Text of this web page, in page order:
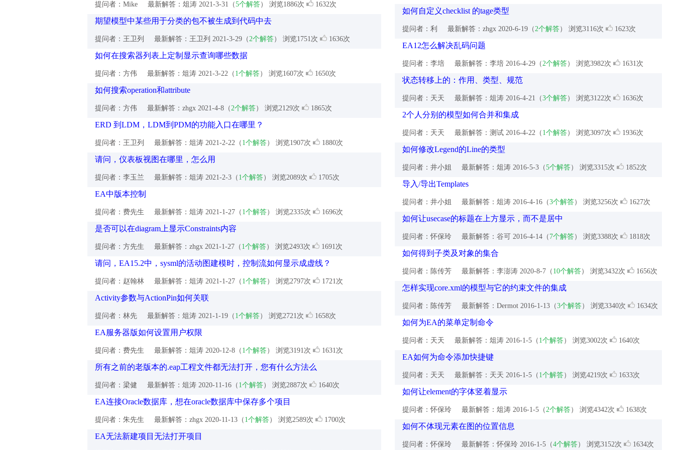
提问者：Mike 最新解答：俎涛 2021-3-31（5个解答） 浏览1886次 1632次
期望模型中某些用于分类的包不被生成到代码中去
提问者：王卫列 最新解答：王卫列 2021-3-29（2个解答） 浏览1751次 1636次
如何在搜索器列表上定制显示查询哪些数据
提问者：方伟 最新解答：俎涛 2021-3-22（ 1个解答） 浏览1607次 1650次
如何搜索operation和attribute
提问者：方伟 最新解答：zhgx 2021-4-8（2个解答） 浏览2129次 1865次
ERD 到LDM，LDM到PDM的功能入口在哪里？
提问者：王卫列 最新解答：俎涛 2021-2-22（ 1个解答） 浏览1907次 1880次
请问，仪表板视图在哪里，怎么用
提问者：李玉兰 最新解答：俎涛 2021-2-3（ 1个解答） 浏览2089次 1705次
EA中版本控制
提问者：费先生 最新解答：俎涛 2021-1-27（ 1个解答） 浏览2335次 1696次
是否可以在diagram上显示Constraints内容
提问者：方先生 最新解答：zhgx 2021-1-27（ 1个解答） 浏览2493次 1691次
请问，EA15.2中，sysml的活动图建模时，控制流如何显示成虚线？
提问者：赵翰林 最新解答：俎涛 2021-1-27（ 1个解答） 浏览2797次 1721次
Activity参数与ActionPin如何关联
提问者：林先 最新解答：俎涛 2021-1-19（ 1个解答） 浏览2721次 1658次
EA服务器版如何设置用户权限
提问者：费先生 最新解答：俎涛 2020-12-8（ 1个解答） 浏览3191次 1631次
所有之前的老版本的.eap工程文件都无法打开，您有什么方法么
提问者：梁健 最新解答：俎涛 2020-11-16（ 1个解答） 浏览2887次 1640次
EA连接Oracle数据库，想在oracle数据库中保存多个项目
提问者：朱先生 最新解答：zhgx 2020-11-13（ 1个解答） 浏览2589次 1700次
EA无法新建项目无法打开项目
如何自定义checklist 的tage类型
提问者：利 最新解答：zhgx 2020-6-19（2个解答） 浏览3116次 1623次
EA12怎么解决乱码问题
提问者：李培 最新解答：李培 2016-4-29（2个解答） 浏览3982次 1631次
状态转移上的：作用、类型、规范
提问者：天天 最新解答：俎涛 2016-4-21（3个解答） 浏览3122次 1636次
2个人分别的模型如何合并和集成
提问者：天天 最新解答：测试 2016-4-22（ 1个解答） 浏览3097次 1936次
如何修改Legend的Line的类型
提问者：井小姐 最新解答：俎涛 2016-5-3（5个解答） 浏览3315次 1852次
导入/导出Templates
提问者：井小姐 最新解答：俎涛 2016-4-16（3个解答） 浏览3256次 1627次
如何让usecase的标题在上方显示，而不是居中
提问者：怀保玲 最新解答：谷可 2016-4-14（ 7个解答） 浏览3388次 1818次
如何得到子类及对象的集合
提问者：陈传芳 最新解答：李澎涛 2020-8-7（ 10个解答） 浏览3432次 1656次
怎样实现core.xml的模型与它的约束文件的集成
提问者：陈传芳 最新解答：Dermot 2016-1-13（3个解答） 浏览3340次 1634次
如何为EA的菜单定制命令
提问者：天天 最新解答：俎涛 2016-1-5（ 1个解答） 浏览3002次 1640次
EA如何为命令添加快捷键
提问者：天天 最新解答：天天 2016-1-5（ 1个解答） 浏览4219次 1633次
如何让element的字体竖着显示
提问者：怀保玲 最新解答：俎涛 2016-1-5（2个解答） 浏览4342次 1638次
如何不体现元素在图的位置信息
提问者：怀保玲 最新解答：怀保玲 2016-1-5（4个解答） 浏览3152次 1634次